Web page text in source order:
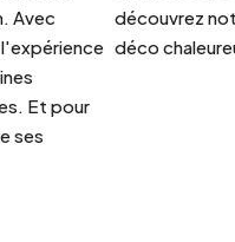
Avec
Et pour
ses
découvrez
déco